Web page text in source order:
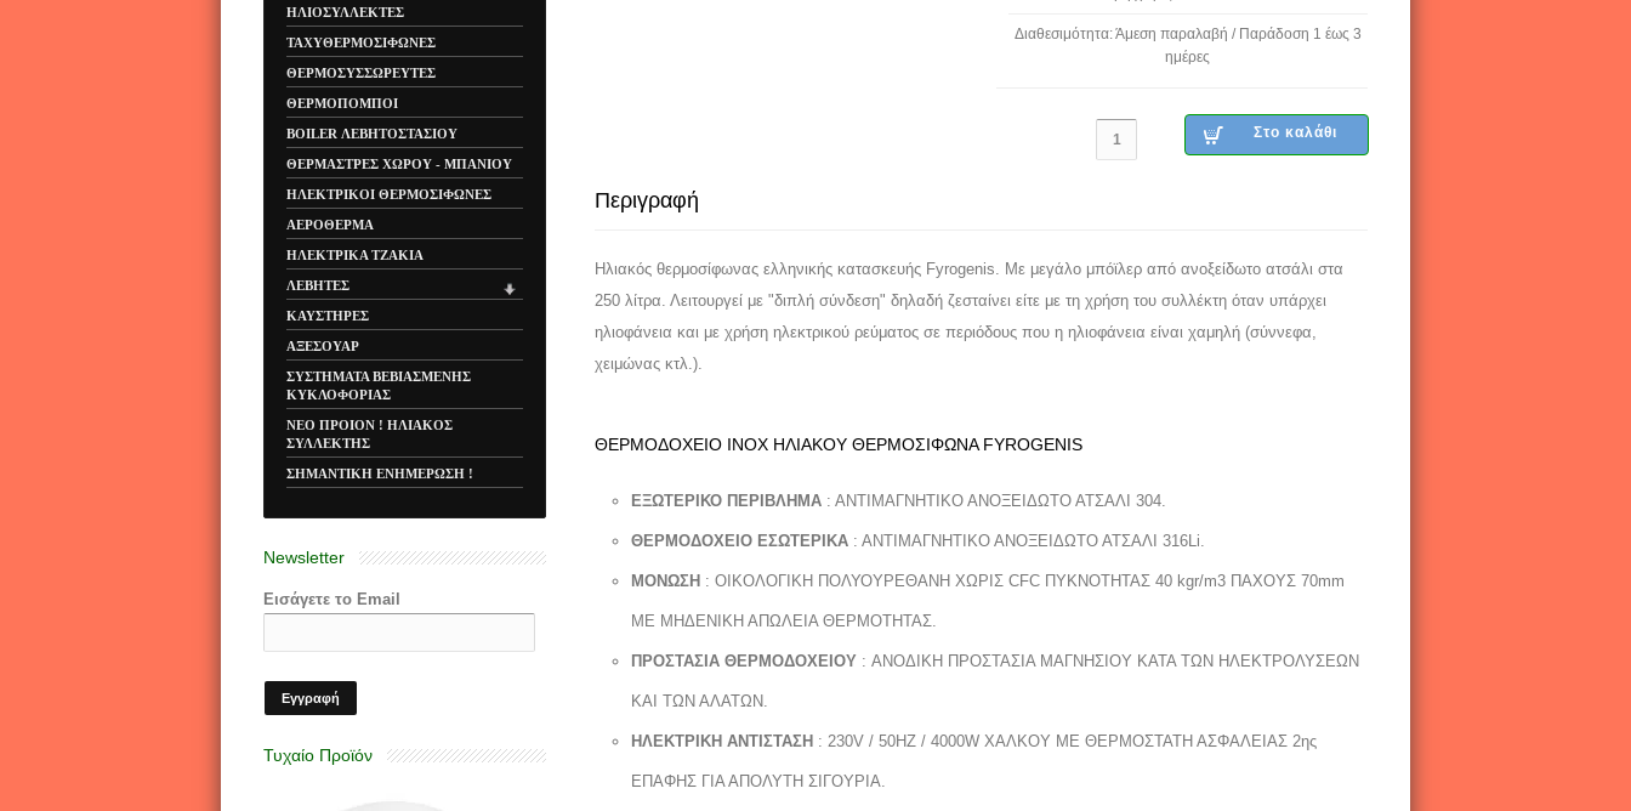
ΗΛΙΟΣΥΛΛΕΚΤΕΣ
ΤΑΧΥΘΕΡΜΟΣΙΦΩΝΕΣ
ΘΕΡΜΟΣΥΣΣΩΡΕΥΤΕΣ
ΘΕΡΜΟΠΟΜΠΟΙ
BOILER ΛΕΒΗΤΟΣΤΑΣΙΟΥ
ΘΕΡΜΑΣΤΡΕΣ XΩΡΟΥ - ΜΠΑΝΙΟΥ
ΗΛΕΚΤΡΙΚΟΙ ΘΕΡΜΟΣΙΦΩΝΕΣ
ΑΕΡΟΘΕΡΜΑ
ΗΛΕΚΤΡΙΚΑ ΤΖΑΚΙΑ
ΛΕΒΗΤΕΣ
ΚΑΥΣΤΗΡΕΣ
ΑΞΕΣΟΥΑΡ
ΣΥΣΤΗΜΑΤΑ ΒΕΒΙΑΣΜΕΝΗΣ
ΚΥΚΛΟΦΟΡΙΑΣ
ΝΕΟ ΠΡΟΙΟΝ ! ΗΛΙΑΚΟΣ
ΣΥΛΛΕΚΤΗΣ
ΣΗΜΑΝΤΙΚΗ ΕΝΗΜΕΡΩΣΗ !
Νewsletter
Εισάγετε το Email
Τυχαίο Προϊόν
Διαθεσιμότητα: Άμεση παραλαβή / Παράδοση 1 έως 3
ημέρες
Περιγραφή
Ηλιακός θερμοσίφωνας ελληνικής κατασκευής Fyrogenis. Με μεγάλο μπόϊλερ από ανοξείδωτο ατσάλι στα
250 λίτρα. Λειτουργεί με "διπλή σύνδεση" δηλαδή ζεσταίνει είτε με τη χρήση του συλλέκτη όταν υπάρχει
ηλιοφάνεια και με χρήση ηλεκτρικού ρεύματος σε περιόδους που η ηλιοφάνεια είναι χαμηλή (σύννεφα,
χειμώνας κτλ.).
ΘΕΡΜΟΔΟΧΕΙΟ INOX ΗΛΙΑΚΟΥ ΘΕΡΜΟΣΙΦΩΝΑ FYROGENIS
ΕΞΩΤΕΡΙΚΟ ΠΕΡΙΒΛΗΜΑ : ΑΝΤΙΜΑΓΝΗΤΙΚΟ ΑΝΟΞΕΙΔΩΤΟ ΑΤΣΑΛΙ 304.
ΘΕΡΜΟΔΟΧΕΙΟ ΕΣΩΤΕΡΙΚΑ : ΑΝΤΙΜΑΓΝΗΤΙΚΟ ΑΝΟΞΕΙΔΩΤΟ ΑΤΣΑΛΙ 316Li.
ΜΟΝΩΣΗ : OIKOΛΟΓΙΚΗ ΠΟΛΥΟΥΡΕΘΑΝΗ ΧΩΡΙΣ CFC ΠΥΚΝΟΤΗΤΑΣ 40 kgr/m3 ΠΑΧΟΥΣ 70mm
ΜΕ ΜΗΔΕΝΙΚΗ ΑΠΩΛΕΙΑ ΘΕΡΜΟΤΗΤΑΣ.
ΠΡΟΣΤΑΣΙΑ ΘΕΡΜΟΔΟΧΕΙΟΥ : ANOΔΙΚΗ ΠΡΟΣΤΑΣΙΑ ΜΑΓΝΗΣΙΟΥ ΚΑΤΑ ΤΩΝ ΗΛΕΚΤΡΟΛΥΣΕΩΝ
ΚΑΙ ΤΩΝ ΑΛΑΤΩΝ.
ΗΛΕΚΤΡΙΚΗ ΑΝΤΙΣΤΑΣΗ : 230V / 50HZ / 4000W XAΛΚΟΥ ΜΕ ΘΕΡΜΟΣΤΑΤΗ ΑΣΦΑΛΕΙΑΣ 2ης
ΕΠΑΦΗΣ ΓΙΑ ΑΠΟΛΥΤΗ ΣΙΓΟΥΡΙΑ.